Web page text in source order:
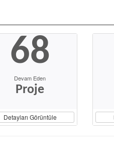
68
Devam Eden
Proje
Detayları Görüntüle